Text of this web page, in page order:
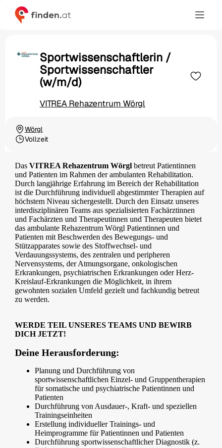
Sportwissenschaftlerin /
Sportwissenschaftler
(w/m/d)
VITREA Rehazentrum Wörgl
Ortschaft
Wörgl
Beschäftigungsart
Vollzeit
Das VITREA Rehazentrum Wörgl betreut Patientinnen
und Patienten im Rahmen der ambulanten Rehabilitation.
Durch langjährige Erfahrung im Bereich der Rehabilitation
ist die Durchführung individuell abgestimmter Therapien auf
höchstem Niveau sichergestellt. Durch den Einsatz unseres
interdisziplinären Teams aus spezialisierten Fachärztinnen
und Fachärzten und Therapeutinnen und Therapeuten bietet
das ambulante Rehazentrum Wörgl Patientinnen und
Patienten mit Beschwerden des Bewegungs- und
Stützapparates sowie des Stoffwechsel- und
Verdauungssystems, des zentralen und peripheren
Nervensystems, der Atmungsorgane, onkologischen
Erkrankungen, psychiatrischen Erkrankungen oder Herz-
Kreislauf-Erkrankungen die Möglichkeit, in ihrem
gewohnten sozialen Umfeld gezielt und fachkundig betreut
zu werden.
WERDE TEIL UNSERES TEAMS UND BEWIRB
DICH JETZT!
Deine Herausforderung:
Planung und Durchführung von
sportwissenschaftlichen Einzel- und Gruppentherapien
für somatische und psychiatrische Patientinnen und
Patienten
Durchführung von Ausdauer-, Kraft- und speziellen
Trainingseinheiten
Erstellung individueller Trainings- und
Heimprogramme für Patientinnen und Patienten
Durchführung sportwissenschaftlicher Diagnostik (z.